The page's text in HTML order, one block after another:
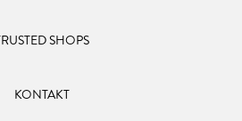
SHOPS
KONTAKT